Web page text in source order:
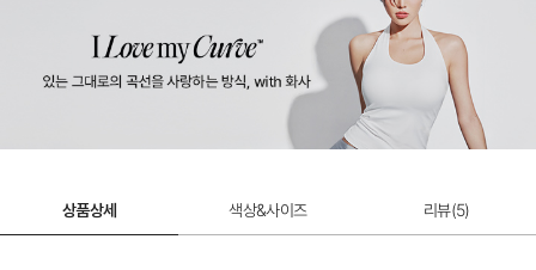
시어레이스 팬티 시어레이스 T-BACK
상품상세 색상&사이즈 리뷰(5)